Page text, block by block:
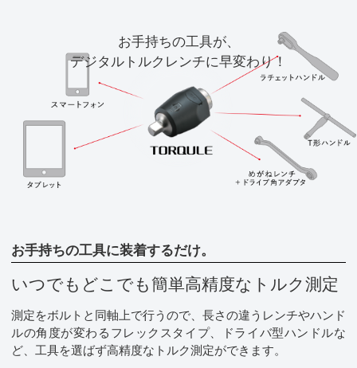
お手持ちの工具が、
デジタルトルクレンチに早変わり！
お手持ちの工具に装着するだけ。
いつでもどこでも簡単高精度なトルク測定
測定をボルトと同軸上で行うので、長さの違うレンチやハンド
ルの角度が変わるフレックスタイプ、ドライバ型ハンドルな
ど、工具を選ばず高精度なトルク測定ができます。